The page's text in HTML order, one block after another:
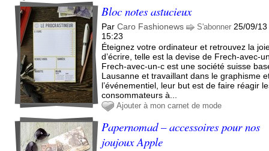
Bloc notes astucieux
ParCaro Fashionews S'abonner 25/09/13
15:23
Éteignez votre ordinateur et retrouvez la
d’écrire, telle est la devise de Frech-avec-
Frech-avec-un-c est une société suisse
Lausanne et travaillant dans le graphisme
l’événementiel, leur but est de faire réagir
consommateurs à...
Ajouter à mon carnet de mode
Papernomad – accessoires pour nos
joujoux Apple